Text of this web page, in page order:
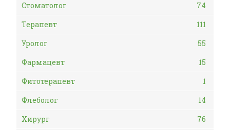
Стоматолог
74
Терапевт
111
Уролог
55
Фармацевт
15
Фитотерапевт
1
Флеболог
14
Хирург
76